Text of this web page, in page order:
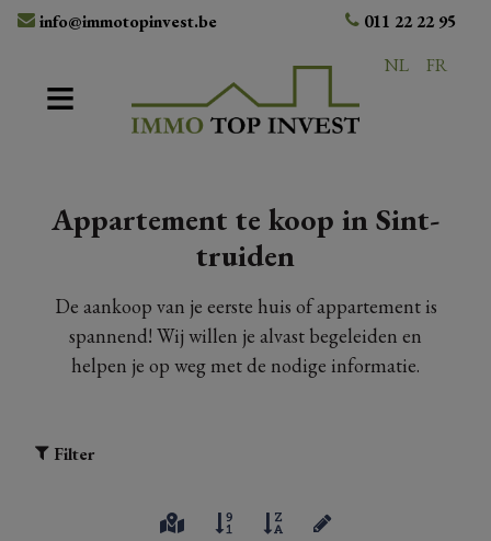
info@immotopinvest.be
011 22 22 95
NL
FR
Appartement te koop in Sint-
truiden
De aankoop van je eerste huis of appartement is
spannend! Wij willen je alvast begeleiden en
helpen je op weg met de nodige informatie.
Filter